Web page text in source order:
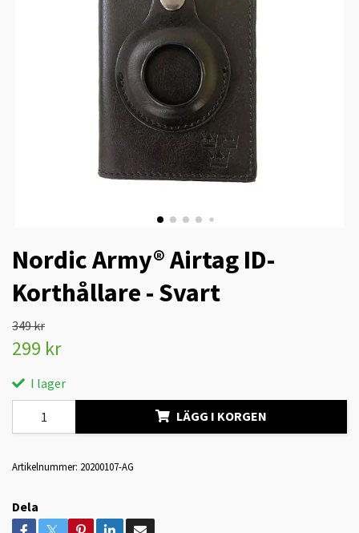
Nordic Army® Airtag ID-
Korthållare - Svart
349 kr
299 kr
I lager
LÄGG I KORGEN
Artikelnummer: 20200107-AG
Dela